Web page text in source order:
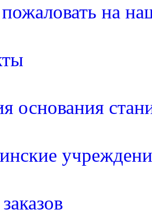
на
основания